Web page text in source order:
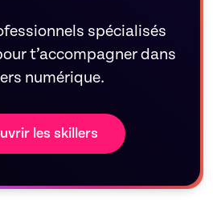
spécialisés
t’accompagner dans
numérique.
les skillers